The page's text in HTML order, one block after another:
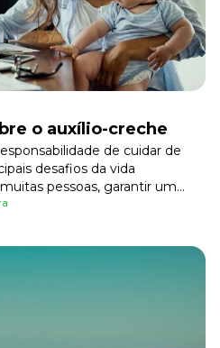
o auxílio-creche
de cuidar de
desafios da vida
pessoas, garantir um
deixar as crianças durante